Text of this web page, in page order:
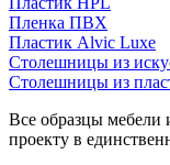
Пленка ПВХ
Пластик Alvic Luxe
Столешницы из
Столешницы из
Все образцы мебели
проекту в